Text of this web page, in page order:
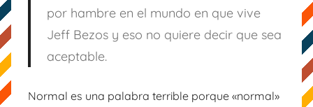
por hambre en el mundo en que vive
Jeff Bezos y eso no quiere decir que sea
aceptable.
Normal es una palabra terrible porque «normal»